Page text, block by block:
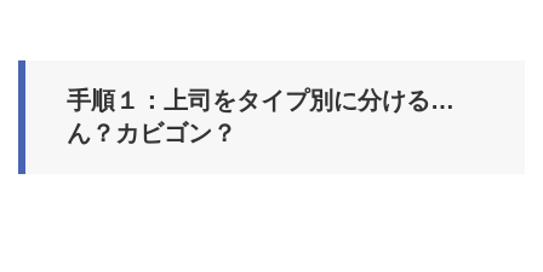
手順１：上司をタイプ別に分ける…
ん？カビゴン？